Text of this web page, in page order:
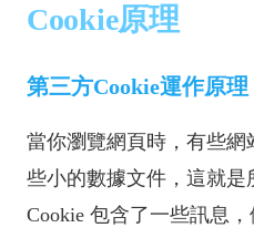
Cookie原理
第三方Cookie運作原理
當你瀏覽網頁時，有些
些小的數據文件，這就是
Cookie 包含了一些訊息